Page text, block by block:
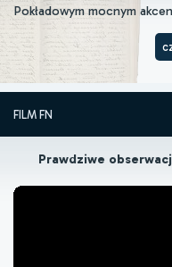
Pokładowym mocnym
FILM FN
Prawdziwe